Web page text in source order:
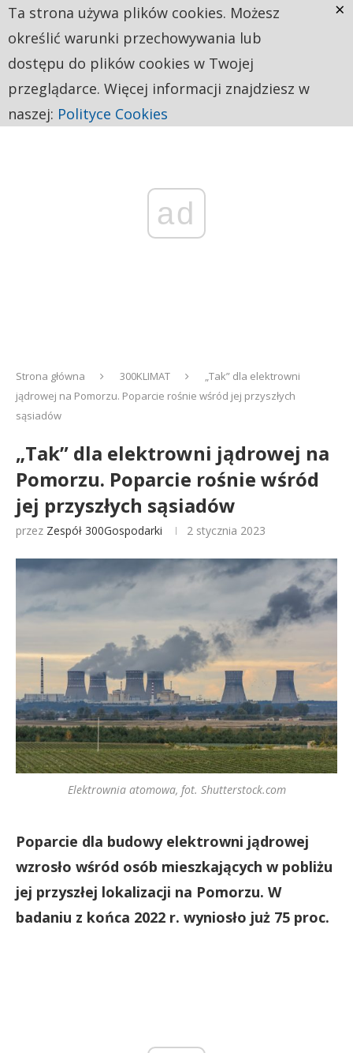
ad
Strona główna 300KLIMAT
„Tak” dla elektrowni
jądrowej na Pomorzu. Poparcie rośnie wśród jej przyszłych
sąsiadów
„Tak” dla elektrowni jądrowej na
Pomorzu. Poparcie rośnie wśród
jej przyszłych sąsiadów
przez Zespół 300Gospodarki 2 stycznia 2023
Elektrownia atomowa, fot. Shutterstock.com
Poparcie dla budowy elektrowni jądrowej
wzrosło wśród osób mieszkających w pobliżu
jej przyszłej lokalizacji na Pomorzu. W
badaniu z końca 2022 r. wyniosło już 75 proc.
Ta strona używa plików cookies. Możesz
określić warunki przechowywania lub
dostępu do plików cookies w Twojej
przeglądarce. Więcej informacji znajdziesz w
naszej: Polityce Cookies
×